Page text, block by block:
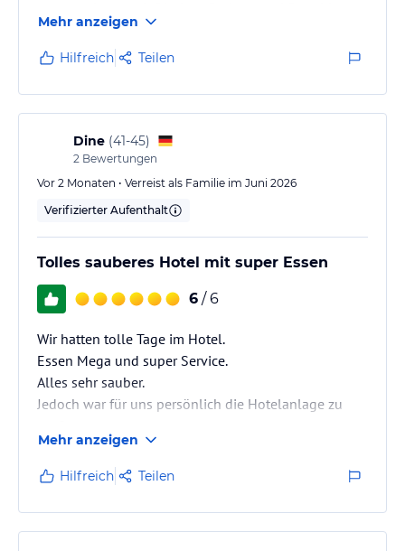
verwöhnt. Beim Abendessen konnte man sich auch
kaum entscheiden, nach einer Woche hat sich das
Essen wiederholt… Aber durch die viele Auswahl hat
man doch noch was Neues gefunden. Der Service im
Restaurant war großartig! Der Strand hat uns nicht so
gut gefallen…er war uns zu…
Mehr anzeigen
Hilfreich Teilen
Dine (41-45)
2 Bewertungen
Vor 2 Monaten • Verreist als Familie im Juni 2026
Verifizierter Aufenthalt
Tolles sauberes Hotel mit super Essen
6 / 6
Wir hatten tolle Tage im Hotel.
Essen Mega und super Service.
Alles sehr sauber.
Jedoch war für uns persönlich die Hotelanlage zu
Und den Sport „Wer ist morgens der erste beim Liegen
reservieren“ werde ich nie verstehen.
Es gibt aber immer eine Liege zu finden.Auch Plätze
mit wenig Trubel sind zu finden.
Es waren hauptsächlich englische und türkische
Mehr anzeigen
Hilfreich Teilen